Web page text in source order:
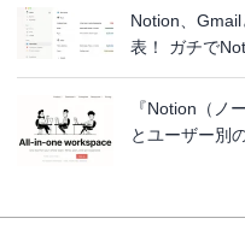
Notion、
表！ ガチで
『Notion（
とユーザー別